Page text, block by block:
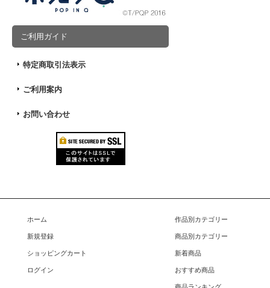
ご利用ガイド
特定商取引法表示
ご利用案内
お問い合わせ
ホーム
新規登録
ショッピングカート
ログイン
作品別カテゴリー
商品別カテゴリー
新着商品
おすすめ商品